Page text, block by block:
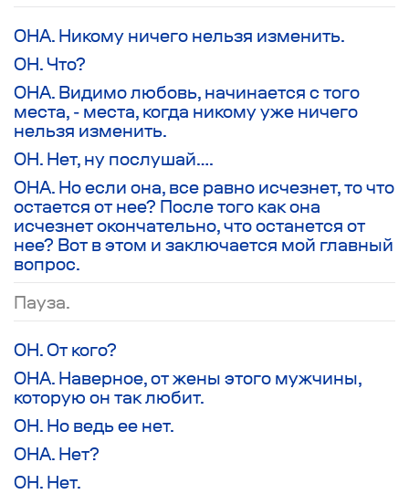
ОНА. Никому ничего нельзя изменить.
ОН. Что?
ОНА. Видимо любовь, начинается с того
места, - места, когда никому уже ничего
нельзя изменить.
ОН. Нет, ну послушай….
ОНА. Но если она, все равно исчезнет, то что
остается от нее? После того как она
исчезнет окончательно, что останется от
нее? Вот в этом и заключается мой главный
вопрос.
Пауза.
ОН. От кого?
ОНА. Наверное, от жены этого мужчины,
которую он так любит.
ОН. Но ведь ее нет.
ОНА. Нет?
ОН. Нет.